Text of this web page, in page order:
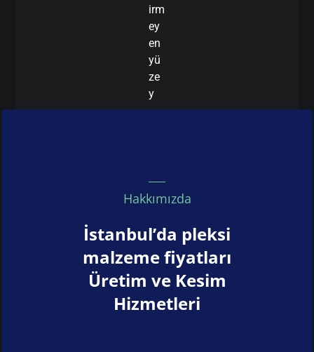
irm
ey
en
yü
ze
y
Hakkımızda
İstanbul’da pleksi
malzeme fiyatları
Üretim ve Kesim
Hizmetleri